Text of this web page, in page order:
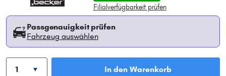
Filialverfügbarkeit prüfen
Passgenauigkeit prüfen
Fahrzeug auswählen
In den Warenkorb